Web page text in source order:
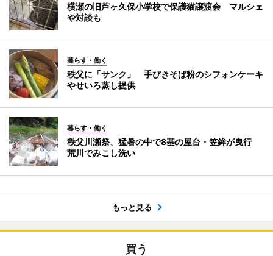
横瀬の旧芦ヶ久保小学校で保護猫譲渡会 マルシェ
や対談も
暮らす・働く
秩父に「サンク」 手びきそば粉のシフォンケーキ
やせいろ蒸し提供
暮らす・働く
秩父川瀬祭、猛暑の中で8基の屋台・笠鉾が曳行
荒川でみこし洗い
もっと見る
買う